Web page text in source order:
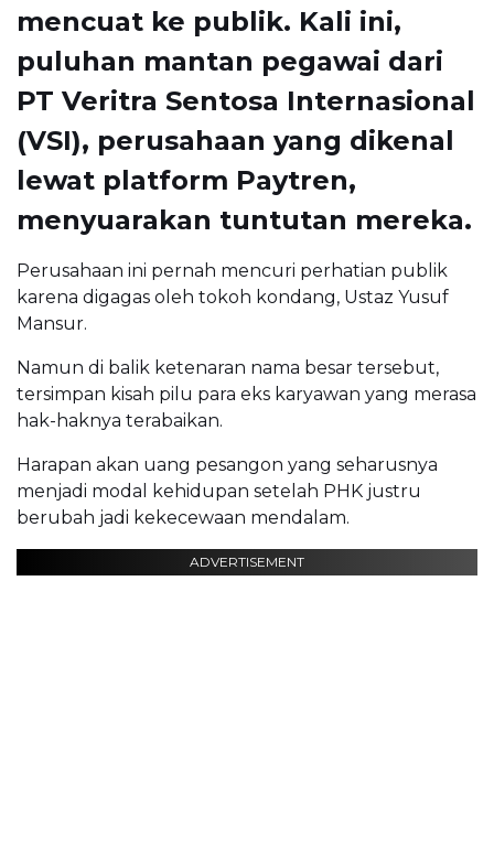
mencuat ke publik. Kali ini,
puluhan mantan pegawai dari
PT Veritra Sentosa Internasional
(VSI), perusahaan yang dikenal
lewat platform Paytren,
menyuarakan tuntutan mereka.
Perusahaan ini pernah mencuri perhatian publik
karena digagas oleh tokoh kondang, Ustaz Yusuf
Mansur.
Namun di balik ketenaran nama besar tersebut,
tersimpan kisah pilu para eks karyawan yang merasa
hak-haknya terabaikan.
Harapan akan uang pesangon yang seharusnya
menjadi modal kehidupan setelah PHK justru
berubah jadi kekecewaan mendalam.
ADVERTISEMENT